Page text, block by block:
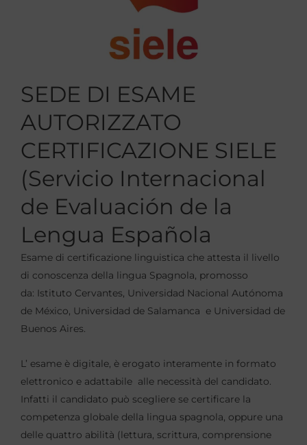
SEDE DI ESAME
AUTORIZZATO
CERTIFICAZIONE SIELE
(Servicio Internacional
de Evaluación de la
Lengua Española
Esame di certificazione linguistica che attesta il livello
di conoscenza della lingua Spagnola, promosso
da: Istituto Cervantes, Universidad Nacional Autónoma
de México, Universidad de Salamanca e Universidad de
Buenos Aires.
L’ esame è digitale, è erogato interamente in formato
elettronico e adattabile alle necessità del candidato.
Infatti il candidato può scegliere se certificare la
competenza globale della lingua spagnola, oppure una
delle quattro abilità (lettura, scrittura, comprensione